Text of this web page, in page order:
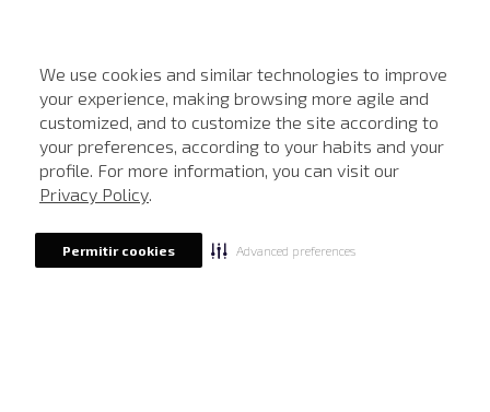
We use cookies and similar technologies to improve
your experience, making browsing more agile and
customized, and to customize the site according to
your preferences, according to your habits and your
profile. For more information, you can visit our
Privacy Policy.
Permitir cookies Advanced preferences